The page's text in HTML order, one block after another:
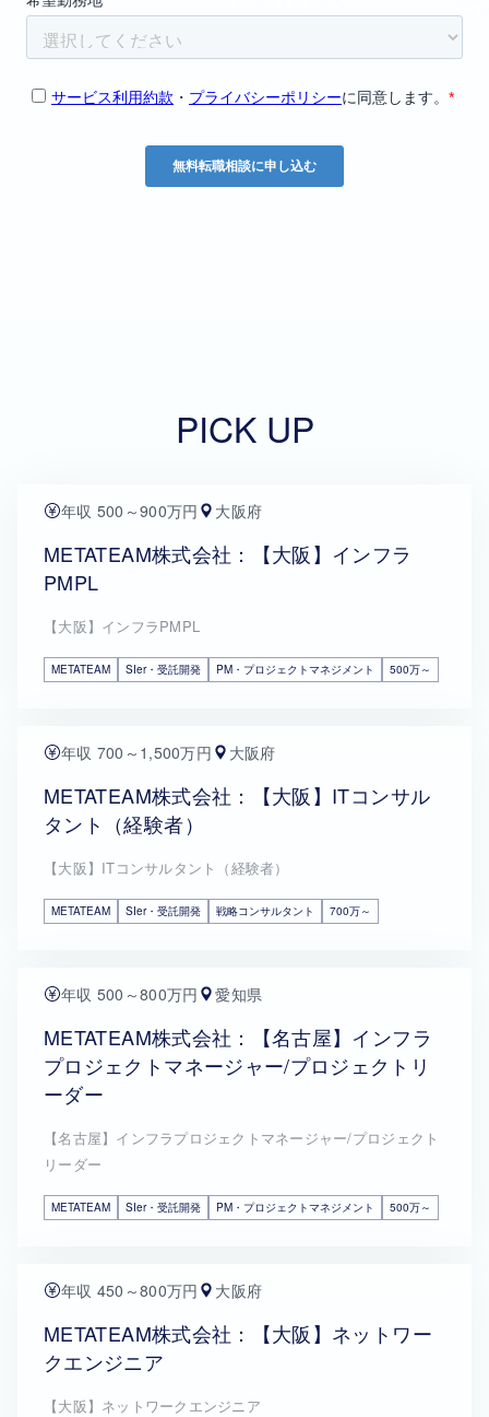
PICK UP
年収 500～900万円 大阪府
METATEAM株式会社：【大阪】インフラ
PMPL
【大阪】インフラPMPL
METATEAM SIer・受託開発 PM・プロジェクトマネジメント 500万～
年収 700～1,500万円 大阪府
METATEAM株式会社：【大阪】ITコンサル
タント（経験者）
【大阪】ITコンサルタント（経験者）
METATEAM SIer・受託開発 戦略コンサルタント 700万～
年収 500～800万円 愛知県
METATEAM株式会社：【名古屋】インフラ
プロジェクトマネージャー/プロジェクトリ
ーダー
【名古屋】インフラプロジェクトマネージャー/プロジェクト
リーダー
METATEAM SIer・受託開発 PM・プロジェクトマネジメント 500万～
年収 450～800万円 大阪府
METATEAM株式会社：【大阪】ネットワー
クエンジニア
【大阪】ネットワークエンジニア